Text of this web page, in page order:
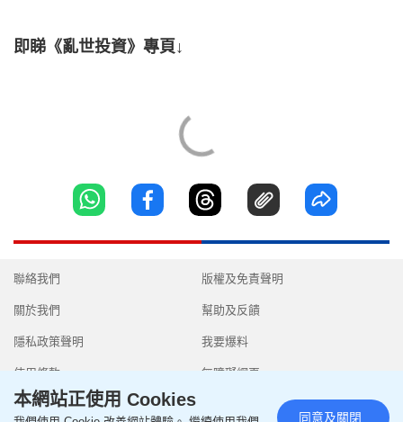
即睇《亂世投資》專頁↓
聯絡我們
關於我們
隱私政策聲明
使用條款
版權及免責聲明
幫助及反饋
我要爆料
無障礙網頁
本網站正使用 Cookies
同意及關閉